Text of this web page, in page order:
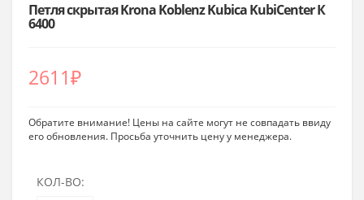
Петля скрытая Krona Koblenz Kubica KubiCenter К
6400
2611₽
Обратите внимание! Цены на сайте могут не совпадать ввиду
его обновления. Просьба уточнить цену у менеджера.
КОЛ-ВО: